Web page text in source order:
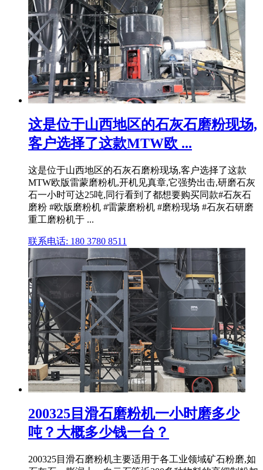
这是位于山西地区的石灰石磨粉现场,
客户选择了这款MTW欧 ...
这是位于山西地区的石灰石磨粉现场,客户选择了这款
MTW欧版雷蒙磨粉机,开机见真章,它强势出击,研磨石灰
石一小时可达25吨,同行看到了都想要购买同款#石灰石
磨粉 #欧版磨粉机 #雷蒙磨粉机 #磨粉现场 #石灰石研磨
重工磨粉机于 ...
联系电话: 180 3780 8511
200325目滑石磨粉机一小时磨多少
吨？大概多少钱一台？
200325目滑石磨粉机主要适用于各工业领域矿石粉磨,如